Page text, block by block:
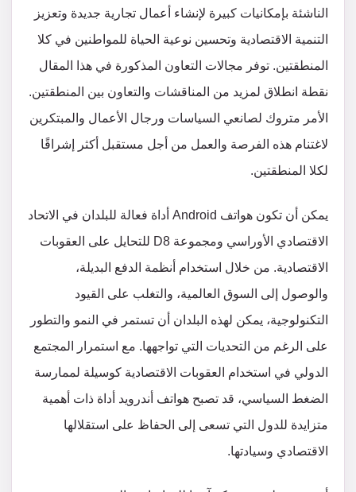
الناشئة بإمكانيات كبيرة لإنشاء أعمال تجارية جديدة وتعزيز
التنمية الاقتصادية وتحسين نوعية الحياة للمواطنين في كلا
المنطقتين. توفر مجالات التعاون المذكورة في هذا المقال
نقطة انطلاق لمزيد من المناقشات والتعاون بين المنطقتين.
الأمر متروك لصانعي السياسات ورجال الأعمال والمبتكرين
لاغتنام هذه الفرصة والعمل من أجل مستقبل أكثر إشراقًا
لكلا المنطقتين.
يمكن أن تكون هواتف Android أداة فعالة للبلدان في الاتحاد
الاقتصادي الأوراسي ومجموعة D8 للتحايل على العقوبات
الاقتصادية. من خلال استخدام أنظمة الدفع البديلة،
والوصول إلى السوق العالمية، والتغلب على القيود
التكنولوجية، يمكن لهذه البلدان أن تستمر في النمو والتطور
على الرغم من التحديات التي تواجهها. مع استمرار المجتمع
الدولي في استخدام العقوبات الاقتصادية كوسيلة لممارسة
الضغط السياسي، قد تصبح هواتف أندرويد أداة ذات أهمية
متزايدة للدول التي تسعى إلى الحفاظ على استقلالها
الاقتصادي وسيادتها.